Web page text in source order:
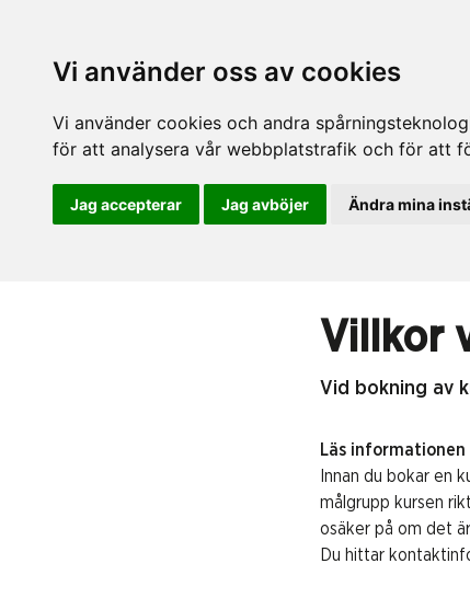
Vi använder oss av cookies
Vi använder cookies och andra
för att analysera vår webbplatstrafik och för att
Jag accepterar Jag avböjer Ändra mina
Villkor
Vid bokning av
Läs informationen
Innan du bokar en
målgrupp kursen
osäker på om det
Du hittar